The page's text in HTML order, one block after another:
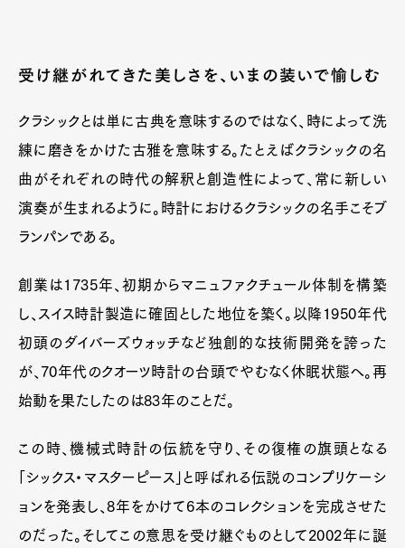
受け継がれてきた美しさを、いまの装いで愉しむ
クラシックとは単に古典を意味するのではなく、時によって洗
練に磨きをかけた古雅を意味する。たとえばクラシックの名
曲がそれぞれの時代の解釈と創造性によって、常に新しい
演奏が生まれるように。時計におけるクラシックの名手こそブ
ランパンである。
創業は1735年、初期からマニュファクチュール体制を構築
し、スイス時計製造に確固とした地位を築く。以降1950年代
初頭のダイバーズウォッチなど独創的な技術開発を誇った
が、70年代のクオーツ時計の台頭でやむなく休眠状態へ。再
始動を果たしたのは83年のことだ。
この時、機械式時計の伝統を守り、その復権の旗頭となる
「シックス・マスターピース」と呼ばれる伝説のコンプリケーシ
ョンを発表し、8年をかけて6本のコレクションを完成させた
のだった。そしてこの意思を受け継ぐものとして2002年に誕